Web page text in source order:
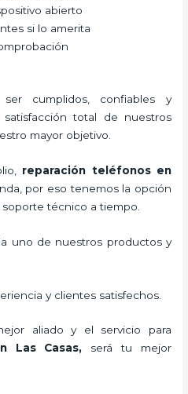
abierto
si lo amerita
cumplidos, confiables y
total de nuestros
mayor objetivo.
reparación teléfonos en
por eso tenemos la opción
técnico a tiempo.
uno de nuestros productos y
y clientes satisfechos.
aliado y el servicio para
Las Casas, será tu mejor